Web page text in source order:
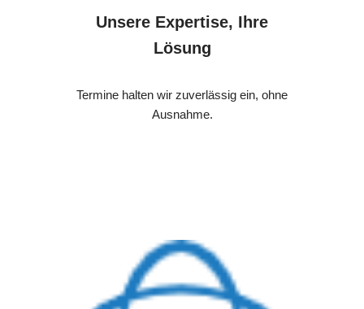
Unsere Expertise, Ihre
Lösung
Termine halten wir zuverlässig ein, ohne
Ausnahme.